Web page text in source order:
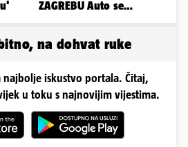
ZAGREBU Auto se
na dohvat ruke
najbolje iskustvo portala. Čitaj,
u toku s najnovijim vijestima.